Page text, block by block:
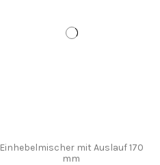
Einhebelmischer mit Auslauf 170
mm